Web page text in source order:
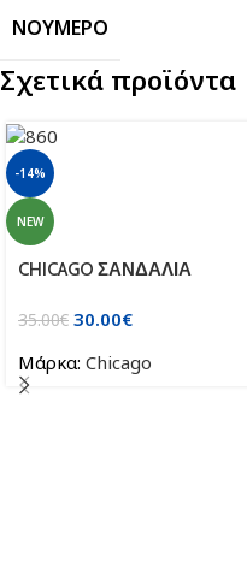
ΝΟΎΜΕΡΟ
Σχετικά προϊόντα
-14%
NEW
CHICAGO ΣΑΝΔΑΛΙΑ
35.00€ 30.00€
Μάρκα: Chicago